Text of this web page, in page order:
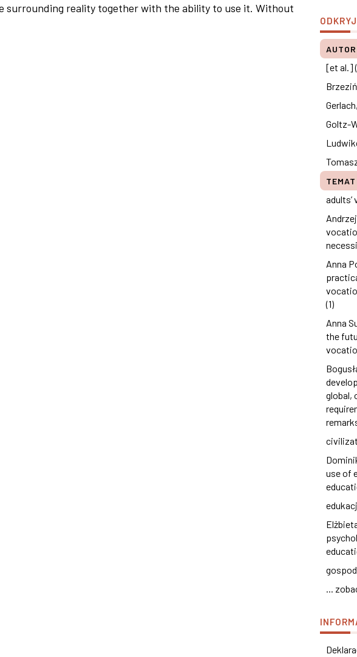
surrounding reality together with the ability to use it. Without
ODKRYJ
AUTOR
[et al.]
Goltz-
TEMAT
adults’
Anna
(1)
Anna
the
global,
use of
...